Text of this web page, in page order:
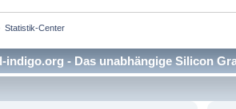
Statistik-Center
indigo.org - Das unabhängige Silicon